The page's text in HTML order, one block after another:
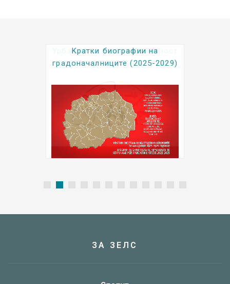
Kратки биографии на
градоначалниците (2025-2029)
ЗА ЗЕЛС